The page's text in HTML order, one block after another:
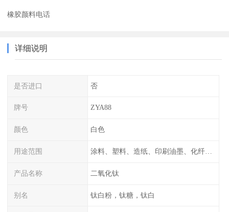
橡胶颜料电话
详细说明
是否进口 否
牌号 ZYA88
颜色 白色
用途范围 涂料、塑料、造纸、印刷油墨、化纤、橡胶、化妆品等
产品名称 二氧化钛
别名 钛白粉，钛糖，钛白